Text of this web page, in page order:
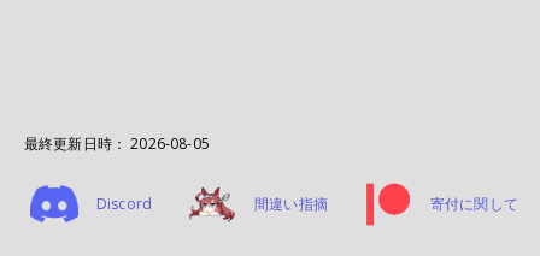
最終更新日時： 2026-08-05
Discord 間違い指摘 寄付に関して